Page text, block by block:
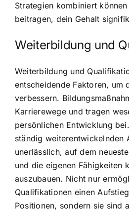
Strategien kombiniert
beitragen, dein Gehalt
Weiterbildung und
Weiterbildung und
entscheidende Faktoren, um
verbessern.
Karrierewege und tragen
persönlichen Entwicklung
ständig weiterentwickelnden
unerlässlich, auf dem
und die eigenen Fähigkeiten
auszubauen. Nicht nur
Qualifikationen einen
Positionen, sondern sie sind